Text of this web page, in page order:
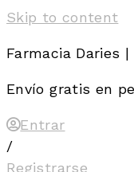
Skip to content
Farmacia Daries |
Envío gratis en
Entrar
/
Registrarse